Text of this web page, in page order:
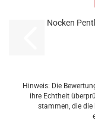
Nocken
Hinweis: Die
ihre Echtheit
stammen, die